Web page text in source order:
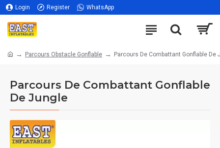
Login Register WhatsApp
Parcours Obstacle Gonflable Parcours De Combattant Gonflable De
Parcours De Combattant Gonflable
De Jungle